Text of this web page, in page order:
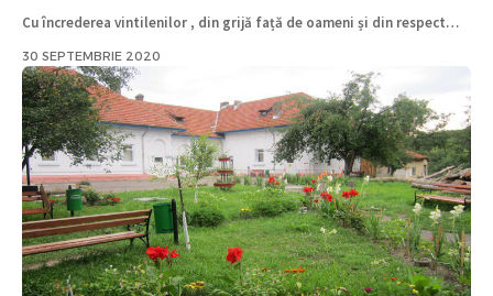
Cu încrederea vintilenilor , din grijă față de oameni și din respect…
30 SEPTEMBRIE 2020